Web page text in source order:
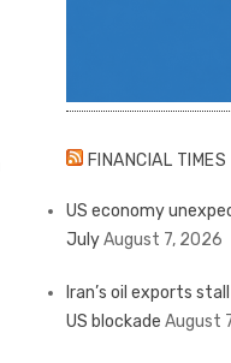
FINANCIAL TIMES
US economy
JulyAugust 7, 2026
Iran’s oil exports
US blockade August